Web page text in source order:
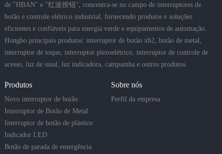
de "HBAN" e "红波按钮", concentra-se no campo de interruptores de
botão e controle elétrico industrial, fornecendo produtos e soluções
eficientes e confiáveis para energia verde e equipamentos de automação.
Hongbo principais produtos: interruptor de botão xb2, botão de metal,
interruptor de toque, interruptor piezoelétrico, interruptor de controle de
acesso, luz de sinal, luz indicadora, campainha e outros produtos.
Produtos
Novo interruptor de botão
Interruptor de Botão de Metal
Interruptor de botão de plástico
Indicador LED
Botão de parada de emergência
Sobre nós
Perfil da empresa